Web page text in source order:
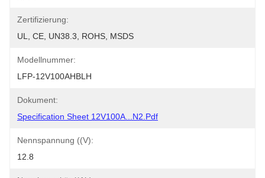
Zertifizierung:
UL, CE, UN38.3, ROHS, MSDS
Modellnummer:
LFP-12V100AHBLH
Dokument:
Specification Sheet 12V100A...N2.pdf
Nennspannung ((V):
12.8